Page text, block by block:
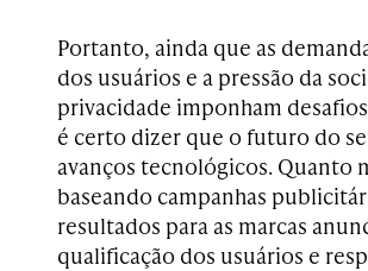
Portanto, ainda que as
dos usuários e a pressão da
privacidade imponham
é certo dizer que o futuro do
avanços tecnológicos. Quanto
baseando campanhas
resultados para as marcas
qualificação dos usuários e